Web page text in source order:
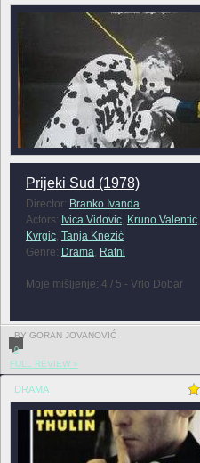
Prijeki Sud (1978)
Director: Branko Ivanda
Actors: Ivica Vidovic, Kruno Valentic,
Kvrgic, Tanja Knezić
Genre: Drama, Ratni
Moje mišljenje: 4 / 5 - Vrlo Dobar
BY GORAN JOVANOVIĆ
0
FULL REVIEW »
DRAMA